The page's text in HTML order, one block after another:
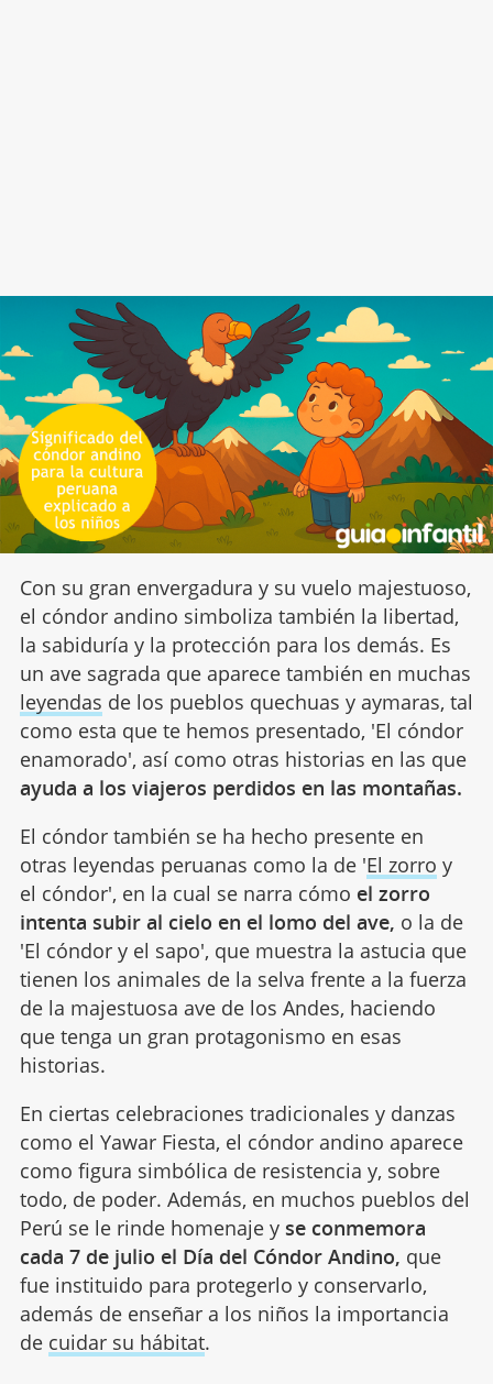
Con su gran envergadura y su vuelo majestuoso,
el cóndor andino simboliza también la libertad,
la sabiduría y la protección para los demás. Es
un ave sagrada que aparece también en muchas
leyendas de los pueblos quechuas y aymaras, tal
como esta que te hemos presentado, 'El cóndor
enamorado', así como otras historias en las que
ayuda a los viajeros perdidos en las montañas.
El cóndor también se ha hecho presente en
otras leyendas peruanas como la de 'El zorro y
el cóndor', en la cual se narra cómo el zorro
intenta subir al cielo en el lomo del ave, o la de
'El cóndor y el sapo', que muestra la astucia que
tienen los animales de la selva frente a la fuerza
de la majestuosa ave de los Andes, haciendo
que tenga un gran protagonismo en esas
historias.
En ciertas celebraciones tradicionales y danzas
como el Yawar Fiesta, el cóndor andino aparece
como figura simbólica de resistencia y, sobre
todo, de poder. Además, en muchos pueblos del
Perú se le rinde homenaje y se conmemora
cada 7 de julio el Día del Cóndor Andino, que
fue instituido para protegerlo y conservarlo,
además de enseñar a los niños la importancia
de cuidar su hábitat.